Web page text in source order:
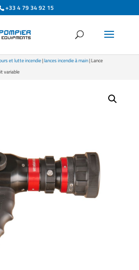
+33 4 79 34 92 15
et lutte incendie|lances incendie à main| Lance
variable